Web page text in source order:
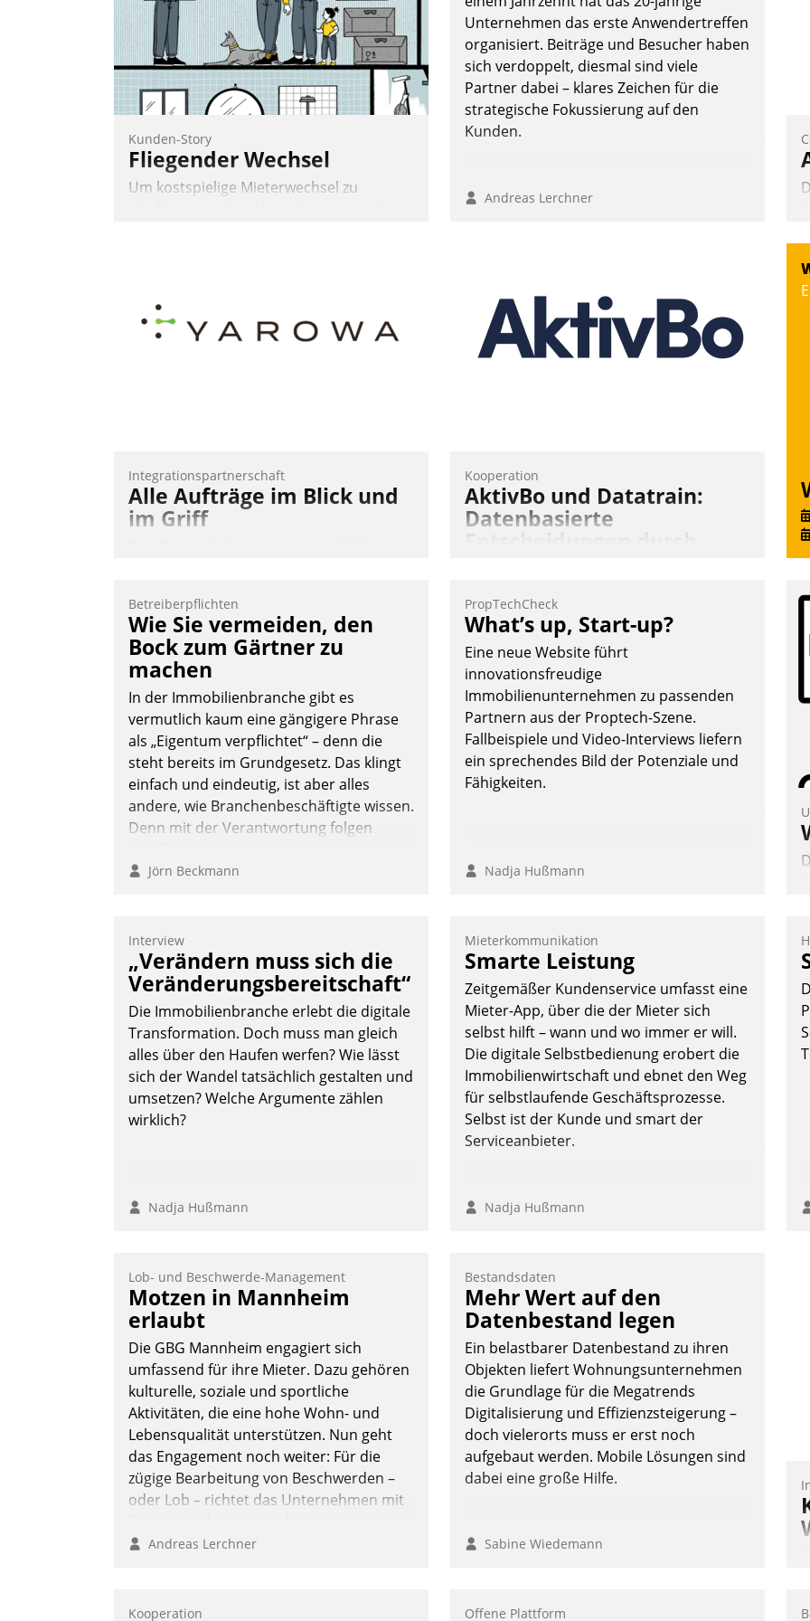
Nadja Hußmann
Kunden-Story
Fliegender Wechsel
Um kostspielige Mieterwechsel zu
Entwicklung setzte man auf
Cloudtechnologie, bewährte und Startup-
Unternehmen das erste Anwendertreffen
organisiert. Beiträge und Besucher haben
sich verdoppelt, diesmal sind viele
Partner dabei – klares Zeichen für die
strategische Fokussierung auf den
Kunden.
Andreas Lerchner
Integrationspartnerschaft
Alle Aufträge im Blick und
im Griff
und Verwaltung von Aufträgen der
operativen Instandhaltung in die SAP-
Systemlandschaft deutscher
Wohnungsunternehmen – und
beschleunigt damit den Weg vom
Mieteranliegen zum Dienstleisterauftrag.
Nadja Hußmann
Kooperation
AktivBo und Datatrain:
Datenbasierte
AktivBo und Datatrain kooperieren –
Immobilienunternehmen profitieren: Die
nahtlose Integration der Lösungen von
AktivBo und Datatrain ermöglicht
automatisiert ausgelöste, zielgerichtete
Mieterbefragungen – eine starke
Grundlage für intelligente, datengestützte
Entscheidungen.
Betreiberpflichten
Wie Sie vermeiden, den
Bock zum Gärtner zu
machen
In der Immobilienbranche gibt es
vermutlich kaum eine gängigere Phrase
als „Eigentum verpflichtet“ – denn die
steht bereits im Grundgesetz. Das klingt
einfach und eindeutig, ist aber alles
andere, wie Branchenbeschäftigte wissen.
Denn mit der Verantwortung folgen
Jörn Beckmann
PropTechCheck
What’s up, Start-up?
Eine neue Website führt
innovationsfreudige
Immobilienunternehmen zu passenden
Partnern aus der Proptech-Szene.
Fallbeispiele und Video-Interviews liefern
ein sprechendes Bild der Potenziale und
Fähigkeiten.
Nadja Hußmann
Interview
„Verändern muss sich die
Veränderungsbereitschaft“
Die Immobilienbranche erlebt die digitale
Transformation. Doch muss man gleich
alles über den Haufen werfen? Wie lässt
sich der Wandel tatsächlich gestalten und
umsetzen? Welche Argumente zählen
wirklich?
Nadja Hußmann
Mieterkommunikation
Smarte Leistung
Zeitgemäßer Kundenservice umfasst eine
Mieter-App, über die der Mieter sich
selbst hilft – wann und wo immer er will.
Die digitale Selbstbedienung erobert die
Immobilienwirtschaft und ebnet den Weg
für selbstlaufende Geschäftsprozesse.
Selbst ist der Kunde und smart der
Serviceanbieter.
Nadja Hußmann
Lob- und Beschwerde-Management
Motzen in Mannheim
erlaubt
Die GBG Mannheim engagiert sich
umfassend für ihre Mieter. Dazu gehören
kulturelle, soziale und sportliche
Aktivitäten, die eine hohe Wohn- und
Lebensqualität unterstützen. Nun geht
das Engagement noch weiter: Für die
zügige Bearbeitung von Beschwerden –
oder Lob – richtet das Unternehmen mit
Beschwerde-Management einen eigenen
Andreas Lerchner
Bestandsdaten
Mehr Wert auf den
Datenbestand legen
Ein belastbarer Datenbestand zu ihren
Objekten liefert Wohnungsunternehmen
die Grundlage für die Megatrends
Digitalisierung und Effizienzsteigerung –
doch vielerorts muss er erst noch
aufgebaut werden. Mobile Lösungen sind
dabei eine große Hilfe.
Sabine Wiedemann
Kooperation Offene Plattform